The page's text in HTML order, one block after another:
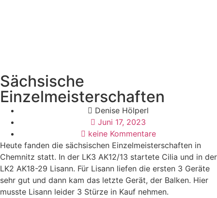
Sächsische
Einzelmeisterschaften
Denise Hölperl
Juni 17, 2023
keine Kommentare
Heute fanden die sächsischen Einzelmeisterschaften in
Chemnitz statt. In der LK3 AK12/13 startete Cilia und in der
LK2 AK18-29 Lisann. Für Lisann liefen die ersten 3 Geräte
sehr gut und dann kam das letzte Gerät, der Balken. Hier
musste Lisann leider 3 Stürze in Kauf nehmen.